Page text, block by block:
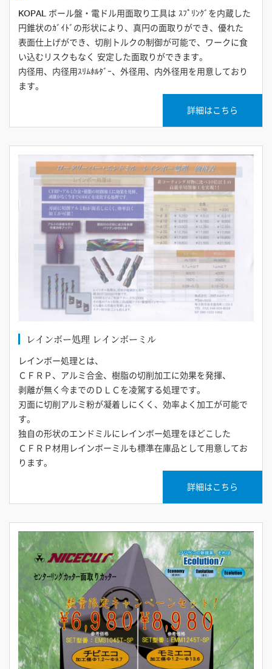
KOPAL ボール盤・電ドル用面取り工具は ｽﾌﾟﾘﾝｸﾞを内蔵した
円錐状のｶﾞｲﾄﾞの形状により、真円の面取りができ、優れた
表面仕上げができ、切削トルクの制御が可能で、ワークに食
い込むリスクもなく 安定した面取りができます。
内径用、内径用ｽﾘﾑﾎﾙﾀﾞｰ、外径用、内外径用を用意しており
ます。
詳細はこちら
レインボー処理 レインボーミル
レインボー処理とは、
ＣＦＲＰ、アルミ合金、樹脂の切削加工に効果を発揮、
剥離が無く今までのＤＬＣを凌駕する処理です。
刃面に切削アルミ粉が凝着しにくく、効率よく加工が可能で
す。
独自の形状のエンドミルにレインボー処理をほどこした
ＣＦＲＰ材用レインボーミルも標準在庫品として用意してお
ります。
詳細はこちら